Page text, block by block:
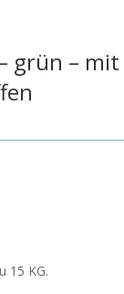
grün – mit
15 KG.